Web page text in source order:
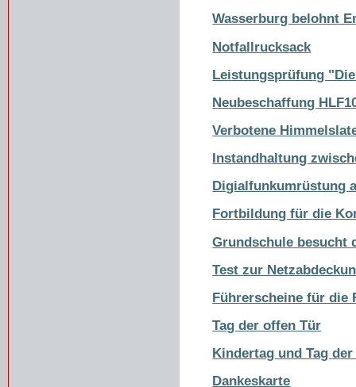
Wasserburg belohnt
Notfallrucksack
Leistungsprüfung
Neubeschaffung
Verbotene
Instandhaltung
Digialfunkumrüstung
Fortbildung für die
Grundschule besucht
Test zur
Führerscheine für die
Tag der offen Tür
Kindertag und Tag
Dankeskarte